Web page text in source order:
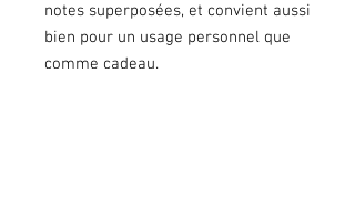
notes superposées, et convient aussi
bien pour un usage personnel que
comme cadeau.